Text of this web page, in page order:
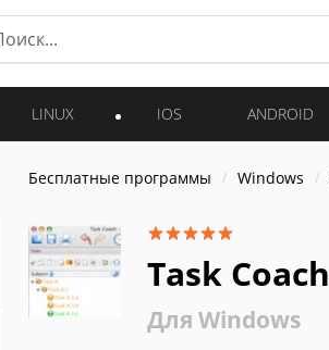
LINUX IOS ANDROID
Бесплатные программы Windows
Task Coach
Для Windows